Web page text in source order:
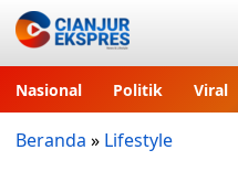
Nasional Politik Viral
Beranda » Lifestyle